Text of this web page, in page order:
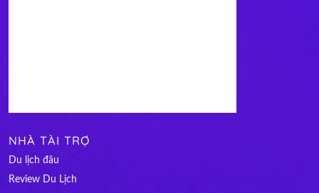
NHÀ TÀI TRỢ
Du lịch đâu
Review Du Lịch